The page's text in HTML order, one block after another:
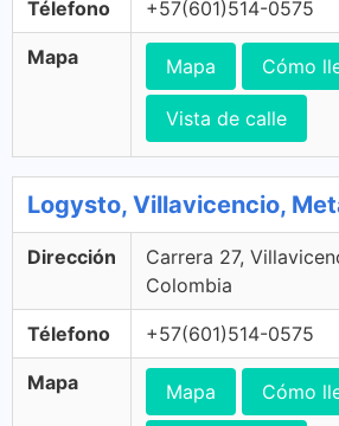
Télefono +57(601)514-0575
Mapa Mapa Cómo
Vista de calle
Logysto, Villavicencio,
Dirección
Carrera 27,
Colombia
Télefono +57(601)514-0575
Mapa Mapa Cómo